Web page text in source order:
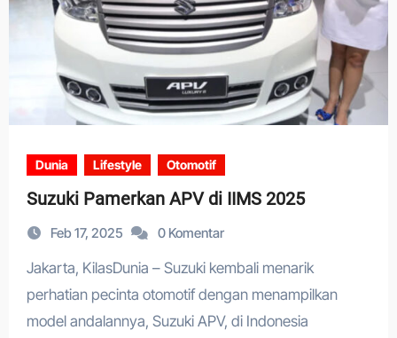
Dunia Lifestyle Otomotif
Suzuki Pamerkan APV di IIMS 2025
Feb 17, 2025 0 Komentar
Jakarta, KilasDunia – Suzuki kembali menarik
perhatian pecinta otomotif dengan menampilkan
model andalannya, Suzuki APV, di Indonesia